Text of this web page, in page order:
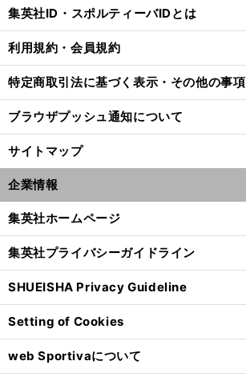
集英社ID・スポルティーバIDとは
利用規約・会員規約
特定商取引法に基づく表示・その他の事項
ブラウザプッシュ通知について
サイトマップ
企業情報
集英社ホームページ
集英社プライバシーガイドライン
SHUEISHA Privacy Guideline
Setting of Cookies
web Sportivaについて